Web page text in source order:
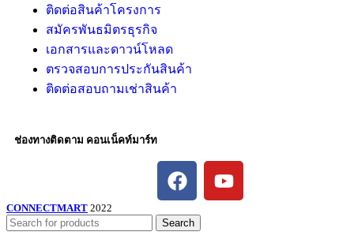
ติดต่อสินค้าโครงการ
สมัครพันธมิตรธุรกิจ
เอกสารและดาวน์โหลด
ตรวจสอบการประกันสินค้า
ติดต่อสอบถามเช่าสินค้า
ช่องทางติดตาม คอนเน็คท์มาร์ท
CONNECTMART 2022
Search